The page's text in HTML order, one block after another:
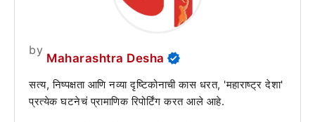
by
Maharashtra Desha
सत्य, निष्पक्षता आणि नव्या दृष्टिकोनाची कास धरत, 'महाराष्ट्र देशा'
प्रत्येक घटनेचं प्रामाणिक रिपोर्टिंग करत आले आहे.